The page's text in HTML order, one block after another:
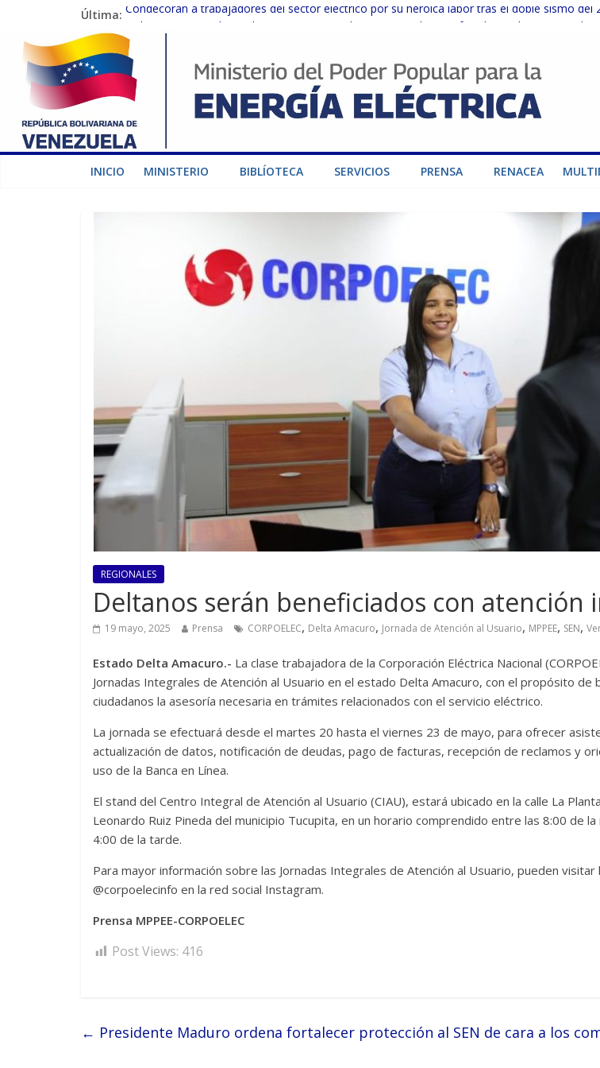
Última: Condecoran a trabajadores del sector eléctrico por su heroica labor tras el doble sismo del
Gobierno Nacional coordina acciones con el sector privado para fortalecer el SEN ante el
Inspeccionan trabajos de rehabilitación en instalaciones del SEN en Carabobo
Gobierno Nacional activa plan preventivo para fortalecer el SEN ante el fenómeno de El Niño
Termocarabobo recupera el 50% de su capacidad de generación para fortalecer el SEN
INICIO MINISTERIO BIBLÍOTECA SERVICIOS PRENSA RENACEA
REGIONALES
Deltanos serán beneficiados con atención
19 mayo, 2025 Prensa CORPOELEC, Delta Amacuro, Jornada de Atención al Usuario, MPPEE, SEN,
Estado Delta Amacuro.- La clase trabajadora de la Corporación Eléctrica Nacional
Jornadas Integrales de Atención al Usuario en el estado Delta Amacuro, con el propósito de
ciudadanos la asesoría necesaria en trámites relacionados con el servicio eléctrico.
La jornada se efectuará desde el martes 20 hasta el viernes 23 de mayo, para ofrecer
actualización de datos, notificación de deudas, pago de facturas, recepción de reclamos y
uso de la Banca en Línea.
El stand del Centro Integral de Atención al Usuario (CIAU), estará ubicado en la calle La
Leonardo Ruiz Pineda del municipio Tucupita, en un horario comprendido entre las 8:00 de la
4:00 de la tarde.
Para mayor información sobre las Jornadas Integrales de Atención al Usuario, pueden visitar
@corpoelecinfo en la red social Instagram.
Prensa MPPEE-CORPOELEC
Post Views: 416
← Presidente Maduro ordena fortalecer protección al SEN de cara a los